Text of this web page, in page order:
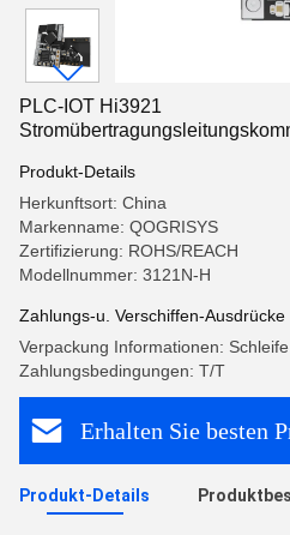
PLC-IOT Hi3921
Produkt-Details
Herkunftsort: China
Markenname: QOGRISYS
Zertifizierung: ROHS/REACH
Modellnummer: 3121N-H
Zahlungs-u. Verschiffen-Ausdrücke
Verpackung Informationen: Schleife
Zahlungsbedingungen: T/T
Erhalten Sie besten
Produkt-Details